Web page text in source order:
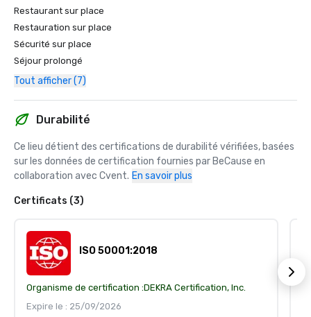
Restaurant sur place
Restauration sur place
Sécurité sur place
Séjour prolongé
Tout afficher (7)
Durabilité
Ce lieu détient des certifications de durabilité vérifiées, basées
sur les données de certification fournies par BeCause en
collaboration avec Cvent. En savoir plus
Certificats (3)
ISO 50001:2018
Organisme de certification :DEKRA Certification, Inc.
Expire le : 25/09/2026